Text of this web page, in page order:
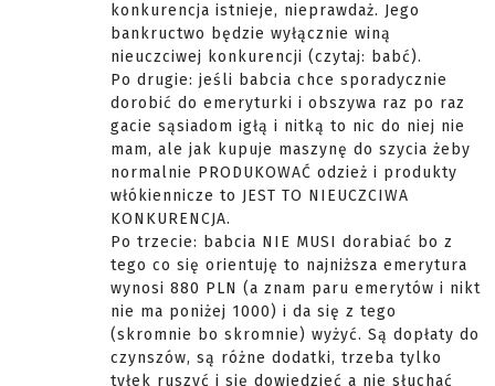
konkurencja istnieje, nieprawdaż. Jego
bankructwo będzie wyłącznie winą
nieuczciwej konkurencji (czytaj: babć).
Po drugie: jeśli babcia chce sporadycznie
dorobić do emeryturki i obszywa raz po raz
gacie sąsiadom igłą i nitką to nic do niej nie
mam, ale jak kupuje maszynę do szycia żeby
normalnie PRODUKOWAĆ odzież i produkty
włókiennicze to JEST TO NIEUCZCIWA
KONKURENCJA.
Po trzecie: babcia NIE MUSI dorabiać bo z
tego co się orientuję to najniższa emerytura
wynosi 880 PLN (a znam paru emerytów i nikt
nie ma poniżej 1000) i da się z tego
(skromnie bo skromnie) wyżyć. Są dopłaty do
czynszów, są różne dodatki, trzeba tylko
tyłek ruszyć i się dowiedzieć a nie słuchać